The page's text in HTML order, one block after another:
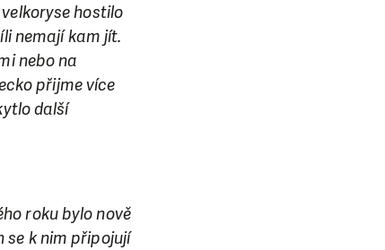
hostilo
nemají kam jít.
nebo na
přijme více
další
roku bylo nově
se k nim připojují